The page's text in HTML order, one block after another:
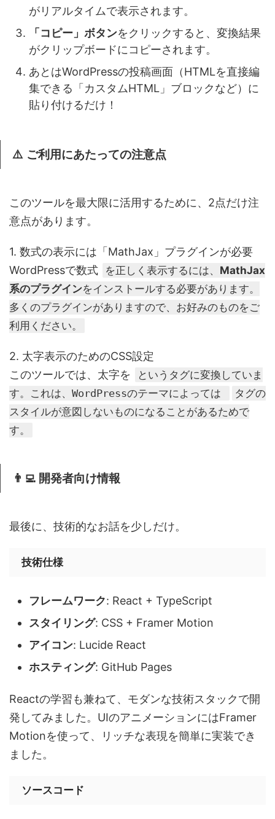
がリアルタイムで表示されます。
「コピー」ボタンをクリックすると、変換結果
がクリップボードにコピーされます。
あとはWordPressの投稿画面（HTMLを直接編
集できる「カスタムHTML」ブロックなど）に
貼り付けるだけ！
⚠️ ご利用にあたっての注意点
このツールを最大限に活用するために、2点だけ注
意点があります。
1. 数式の表示には「MathJax」プラグインが必要
WordPressで数式
を正しく表示するには、 MathJax
系のプラグインをインストールする必要があります。
多くのプラグインがありますので、お好みのものをご
利用ください。
2. 太字表示のためのCSS設定
このツールでは、太字を
というタグに変換していま
す。これは、WordPressのテーマによっては
タグの
スタイルが意図しないものになることがあるためで
す。
👨‍💻 開発者向け情報
最後に、技術的なお話を少しだけ。
技術仕様
フレームワーク: React + TypeScript
スタイリング: CSS + Framer Motion
アイコン: Lucide React
ホスティング: GitHub Pages
Reactの学習も兼ねて、モダンな技術スタックで開
発してみました。UIのアニメーションにはFramer
Motionを使って、リッチな表現を簡単に実装でき
ました。
ソースコード